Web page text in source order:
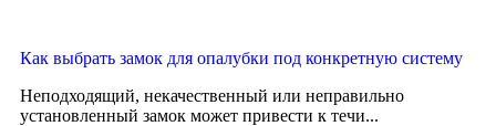
Как выбрать замок для опалубки под конкретную систему
Неподходящий, некачественный или неправильно
установленный замок может привести к течи...